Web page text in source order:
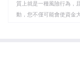
板
質上就是一種風險行為，
動，您不僅可能會使資金